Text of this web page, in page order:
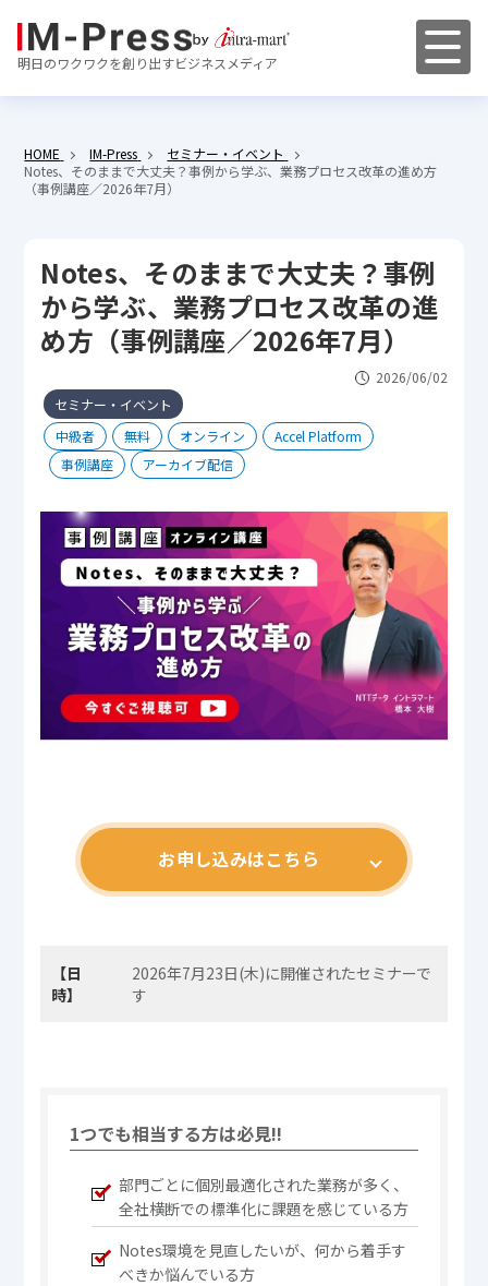
明日のワクワクを創り出すビジネスメディア
HOME IM-Press
セミナー・イベント
Notes、そのままで大丈夫？事例から学ぶ、業務プロセス改革の進め方
（事例講座／2026年7月）
Notes、そのままで大丈夫？事例
から学ぶ、業務プロセス改革の進
め方（事例講座／2026年7月）
2026/06/02
セミナー・イベント
中級者
無料 オンライン
Accel Platform
事例講座
アーカイブ配信
お申し込みはこちら
【日
時】
2026年7月23日(木)に開催されたセミナーで
す
1つでも相当する方は必見!!
部門ごとに個別最適化された業務が多く、
全社横断での標準化に課題を感じている方
Notes環境を見直したいが、何から着手す
べきか悩んでいる方